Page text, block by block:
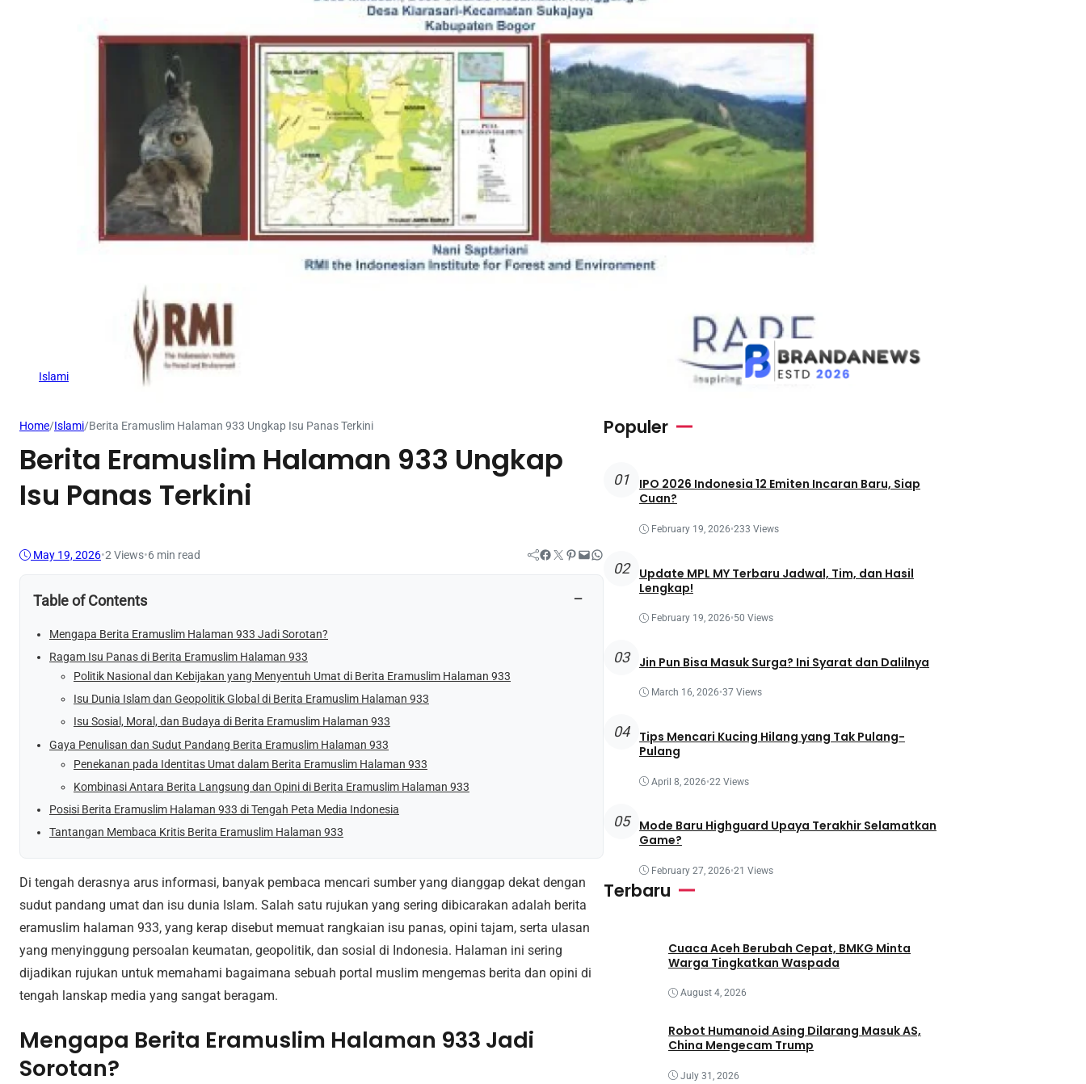
Islami
Home/Islami/Berita Eramuslim Halaman 933 Ungkap Isu Panas Terkini
Berita Eramuslim Halaman 933 Ungkap
Isu Panas Terkini
May 19, 2026•2 Views•6 min read Facebook Twitter Pinterest Mail WhatsApp
Table of Contents −
Mengapa Berita Eramuslim Halaman 933 Jadi Sorotan?
Ragam Isu Panas di Berita Eramuslim Halaman 933
Politik Nasional dan Kebijakan yang Menyentuh Umat di Berita Eramuslim Halaman 933
Isu Dunia Islam dan Geopolitik Global di Berita Eramuslim Halaman 933
Isu Sosial, Moral, dan Budaya di Berita Eramuslim Halaman 933
Gaya Penulisan dan Sudut Pandang Berita Eramuslim Halaman 933
Penekanan pada Identitas Umat dalam Berita Eramuslim Halaman 933
Kombinasi Antara Berita Langsung dan Opini di Berita Eramuslim Halaman 933
Posisi Berita Eramuslim Halaman 933 di Tengah Peta Media Indonesia
Tantangan Membaca Kritis Berita Eramuslim Halaman 933
Di tengah derasnya arus informasi, banyak pembaca mencari sumber yang dianggap dekat dengan
sudut pandang umat dan isu dunia Islam. Salah satu rujukan yang sering dibicarakan adalah berita
eramuslim halaman 933, yang kerap disebut memuat rangkaian isu panas, opini tajam, serta ulasan
yang menyinggung persoalan keumatan, geopolitik, dan sosial di Indonesia. Halaman ini sering
dijadikan rujukan untuk memahami bagaimana sebuah portal muslim mengemas berita dan opini di
tengah lanskap media yang sangat beragam.
Mengapa Berita Eramuslim Halaman 933 Jadi
Sorotan?
Populer
01
IPO 2026 Indonesia 12 Emiten Incaran Baru, Siap
Cuan?
February 19, 2026•233 Views
02
Update MPL MY Terbaru Jadwal, Tim, dan Hasil
Lengkap!
February 19, 2026•50 Views
03 Jin Pun Bisa Masuk Surga? Ini Syarat dan Dalilnya
March 16, 2026•37 Views
04
Tips Mencari Kucing Hilang yang Tak Pulang-
Pulang
April 8, 2026•22 Views
05
Mode Baru Highguard Upaya Terakhir Selamatkan
Game?
February 27, 2026•21 Views
Terbaru
Cuaca Aceh Berubah Cepat, BMKG Minta
Warga Tingkatkan Waspada
August 4, 2026
Robot Humanoid Asing Dilarang Masuk AS,
China Mengecam Trump
July 31, 2026